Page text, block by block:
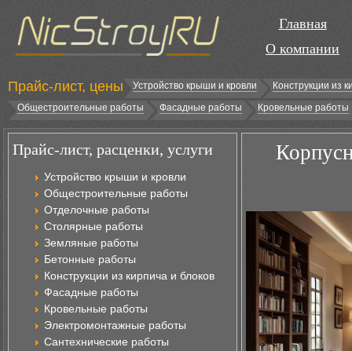
Главная
О компании
Прайс-лист, цены Устройство крыши и кровли
Конструкции из
Общестроительные работы
Фасадные работы Кровельные работы
Прайс-лист, расценки, услуги
Устройство крыши и кровли
Общестроительные работы
Отделочные работы
Столярные работы
Земляные работы
Бетонные работы
Конструкции из кирпича и блоков
Фасадные работы
Кровельные работы
Электромонтажные работы
Сантехнические работы